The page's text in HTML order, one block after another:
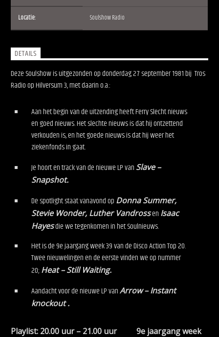
Locatie: Soulshow Radio
DETAILS
Deze Soulshow is uitgezonden op donderdag 27 september 1981 bij Tros
Radio op Hilversum 3, met daarin o.a.:
Aan het begin van de uitzending heeft Ferry Slecht nieuws
en goed nieuws. Het slechte nieuws is dat hij ontzettend
verkouden is, en het goede nieuws is dat hij weer het
ziekenfonds in gaat.
Je hoort en track van de nieuwe LP van Slave –
Snapshot.
De spotlight staat vanavond op Donna Summer,
Stevie Wonder, Luther Vandrossen Isaac
Hayesdie we tegenkomen in het Soulnieuws.
Het is de 9e jaargang week 39 van de Disco Action Top 20.
Twee nieuwelingen en de eerste vinden we op nummer
20; Heat – Still Waiting.
Aandacht voor de nieuwe LP vanArrow – Instant
knockout .
Playlist: 20.00 uur – 21.00 uur 9e jaargang week